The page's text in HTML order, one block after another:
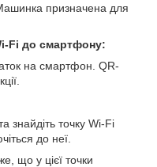
призначена для
Fi до смартфону:
на смартфон. QR-
знайдіть точку Wi-Fi
до неї.
що у цієї точки